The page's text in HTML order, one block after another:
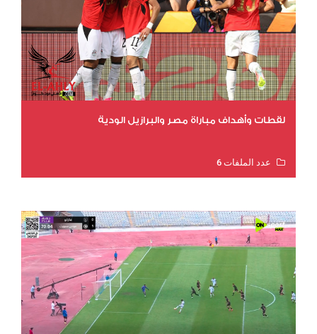
لقطات وأهداف مباراة مصر والبرازيل الودية
عدد الملفات 6